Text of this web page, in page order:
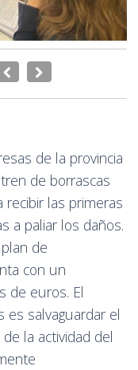
de la provincia
de borrascas
recibir las primeras
a paliar los daños.
de
con un
de euros. El
es salvaguardar el
la actividad del